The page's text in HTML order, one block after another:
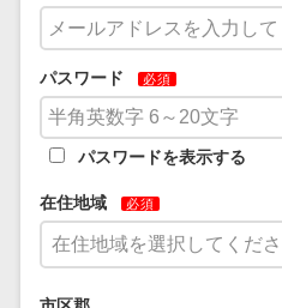
パスワード 必須
パスワードを表示する
在住地域 必須